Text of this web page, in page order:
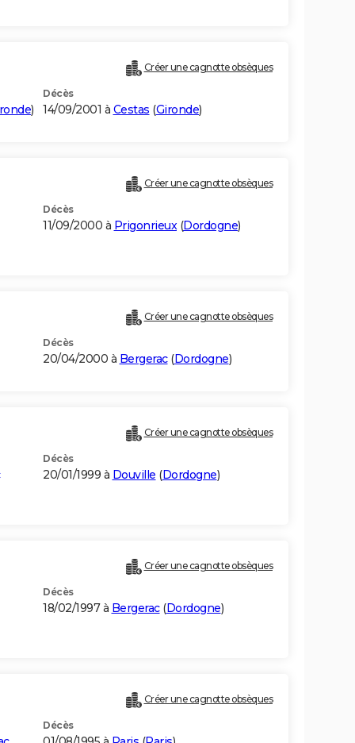
Créer une cagnotte obsèques
)
Décès
14/09/2001 à Cestas (Gironde)
Créer une cagnotte obsèques
Décès
11/09/2000 à Prigonrieux(Dordogne)
Créer une cagnotte obsèques
Décès
20/04/2000 à Bergerac(Dordogne)
Créer une cagnotte obsèques
Décès
20/01/1999 à Douville (Dordogne)
Créer une cagnotte obsèques
Décès
18/02/1997 à Bergerac(Dordogne)
Créer une cagnotte obsèques
Décès